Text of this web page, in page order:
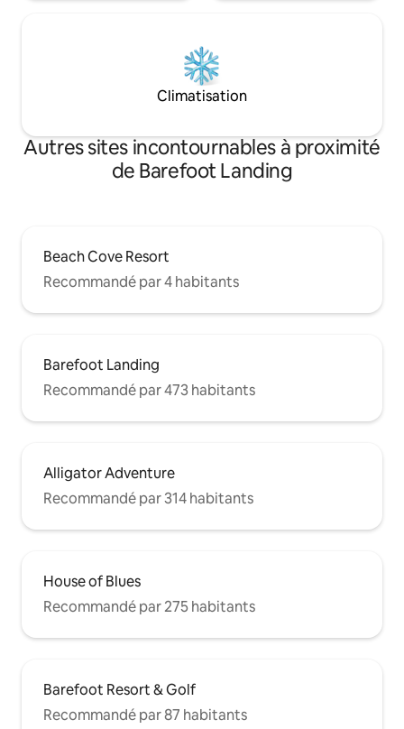
Climatisation
Autres sites incontournables à proximité
de Barefoot Landing
Beach Cove Resort
Recommandé par 4 habitants
Barefoot Landing
Recommandé par 473 habitants
Alligator Adventure
Recommandé par 314 habitants
House of Blues
Recommandé par 275 habitants
Barefoot Resort & Golf
Recommandé par 87 habitants